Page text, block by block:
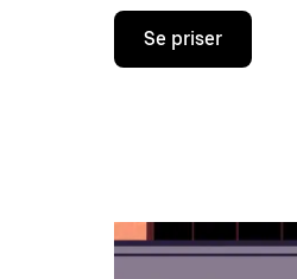
Trykk
piltast
velge
en
dato.
Se priser